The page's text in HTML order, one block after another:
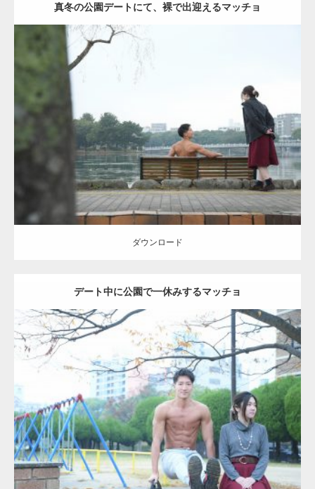
真冬の公園デートにて、裸で出迎えるマッチョ
公園のマッチョ AKIHITO(細マッチョ) 背中
ダウンロード
ダウンロード
デート中に公園で一休みするマッチョ
Update:2021.07.6
Category:公園のマッチョ その他 AKIHITO(細マッチョ) 腹筋
ダウンロード